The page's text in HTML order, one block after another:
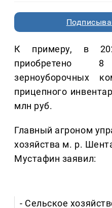
К примеру, в
приобретено
зерноуборочных
прицепного
млн руб.
Главный агроном
хозяйства м. р.
Мустафин заявил:
- Сельское